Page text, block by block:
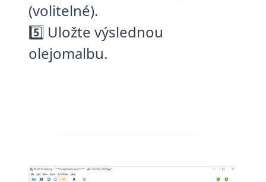
(volitelné).
5️⃣ Uložte výslednou
olejomalbu.